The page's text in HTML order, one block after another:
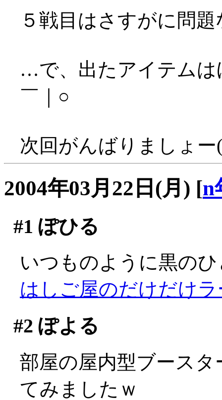
５戦目はさすがに問
…で、出たアイテム
￣｜○
次回がんばりましょ
2004年03月22日(月) [n
#1 ぽひる
いつものように黒の
はしご屋のだけだけ
#2 ぽよる
部屋の屋内型ブース
てみましたｗ